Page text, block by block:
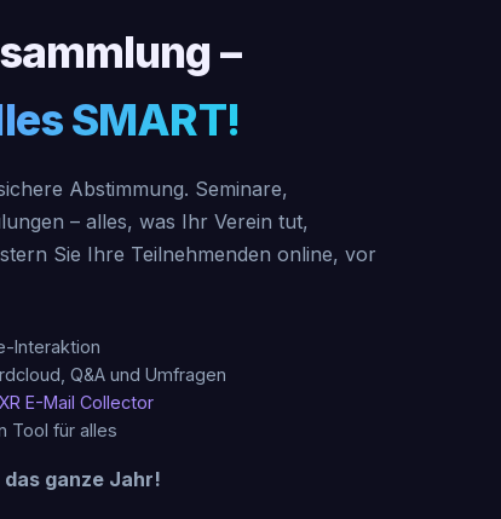
–
SMART!
Abstimmung. Seminare,
– alles, was Ihr Verein tut,
Sie Ihre Teilnehmenden online, vor
Interaktion
Q&A und Umfragen
E-Mail Collector
Tool für alles
ganze Jahr!